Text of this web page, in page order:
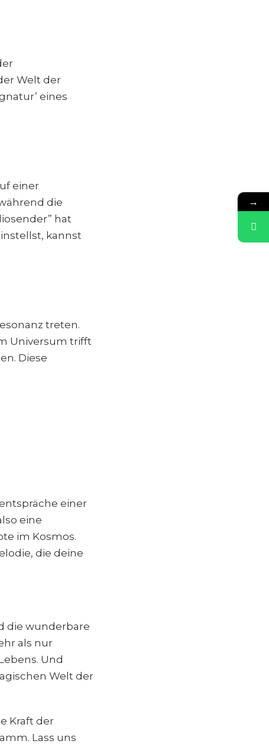
Welt der
eines
einer
die
hat
kannst
treten.
Universum trifft
Diese
einer
eine
im Kosmos.
die deine
die wunderbare
als nur
Und
Welt der
Kraft der
Lass uns
→